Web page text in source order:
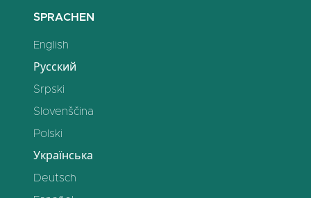
SPRACHEN
English
Русский
Srpski
Slovenščina
Polski
Українська
Deutsch